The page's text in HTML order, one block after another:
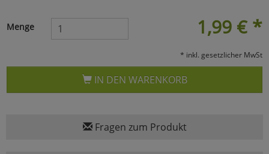
1,99 € *
Menge
* inkl. gesetzlicher MwSt
IN DEN WARENKORB
Fragen zum Produkt